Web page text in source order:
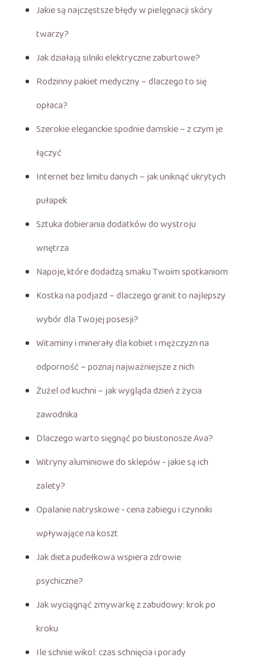
Jakie są najczęstsze błędy w pielęgnacji skóry
twarzy?
Jak działają silniki elektryczne zaburtowe?
Rodzinny pakiet medyczny – dlaczego to się
opłaca?
Szerokie eleganckie spodnie damskie – z czym je
łączyć
Internet bez limitu danych – jak uniknąć ukrytych
pułapek
Sztuka dobierania dodatków do wystroju
wnętrza
Napoje, które dodadzą smaku Twoim spotkaniom
Kostka na podjazd – dlaczego granit to najlepszy
wybór dla Twojej posesji?
Witaminy i minerały dla kobiet i mężczyzn na
odporność – poznaj najważniejsze z nich
Żużel od kuchni – jak wygląda dzień z życia
zawodnika
Dlaczego warto sięgnąć po biustonosze Ava?
Witryny aluminiowe do sklepów - jakie są ich
zalety?
Opalanie natryskowe - cena zabiegu i czynniki
wpływające na koszt
Jak dieta pudełkowa wspiera zdrowie
psychiczne?
Jak wyciągnąć zmywarkę z zabudowy: krok po
kroku
Ile schnie wikol: czas schnięcia i porady